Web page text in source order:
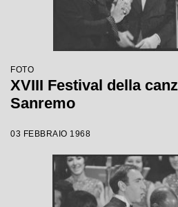
FOTO
XVIII Festival della
Sanremo
03 FEBBRAIO 1968